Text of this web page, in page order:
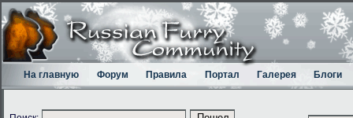
На главную Форум Правила Портал Галерея Блоги